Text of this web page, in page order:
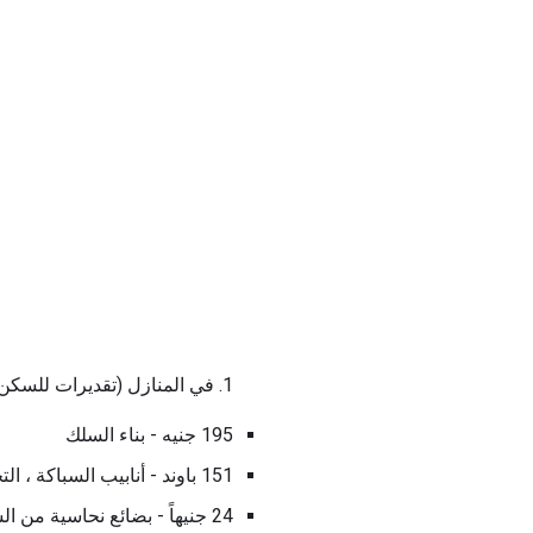
1. في المنازل (تقديرات للسكن 2100 قدم مربع)
195 جنيه - بناء السلك
151 باوند - أنابيب السباكة ، التجهيزات ، الصمامات
24 جنيهاً - بضائع نحاسية من السباكين